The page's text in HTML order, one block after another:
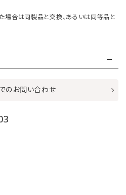
合は同製品と交換、あるいは同等品と
のお問い合わせ